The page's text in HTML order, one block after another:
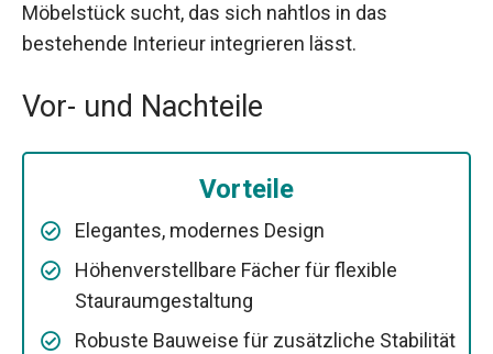
Möbelstück sucht, das sich nahtlos in das
bestehende Interieur integrieren lässt.
Vor- und Nachteile
Vorteile
Elegantes, modernes Design
Höhenverstellbare Fächer für flexible
Stauraumgestaltung
Robuste Bauweise für zusätzliche Stabilität